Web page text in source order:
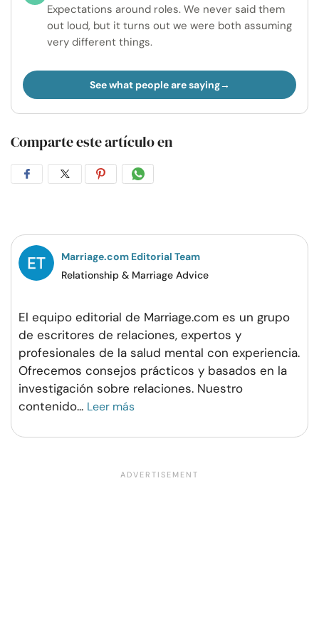
Expectations around roles. We never said them
out loud, but it turns out we were both assuming
very different things.
See what people are saying
Comparte este artículo en
CompartirCompartirCompartirCompartir
Marriage.com Editorial Team
Relationship & Marriage Advice
El equipo editorial de Marriage.com es un grupo
de escritores de relaciones, expertos y
profesionales de la salud mental con experiencia.
Ofrecemos consejos prácticos y basados en la
investigación sobre relaciones. Nuestro
contenido... Leer más